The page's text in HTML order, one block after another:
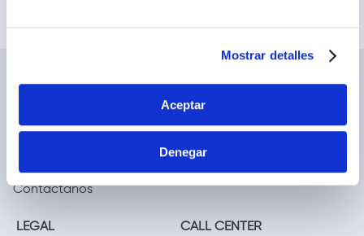
Mostrar detalles
Aceptar
Denegar
NOSOTROS
Blog
Ventas corporativas
Contáctanos
TE AYUDAMOS
Cómo comprar
Preguntas frecuentes
Locales
LEGAL
CALL CENTER